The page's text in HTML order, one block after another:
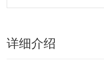
详细介绍